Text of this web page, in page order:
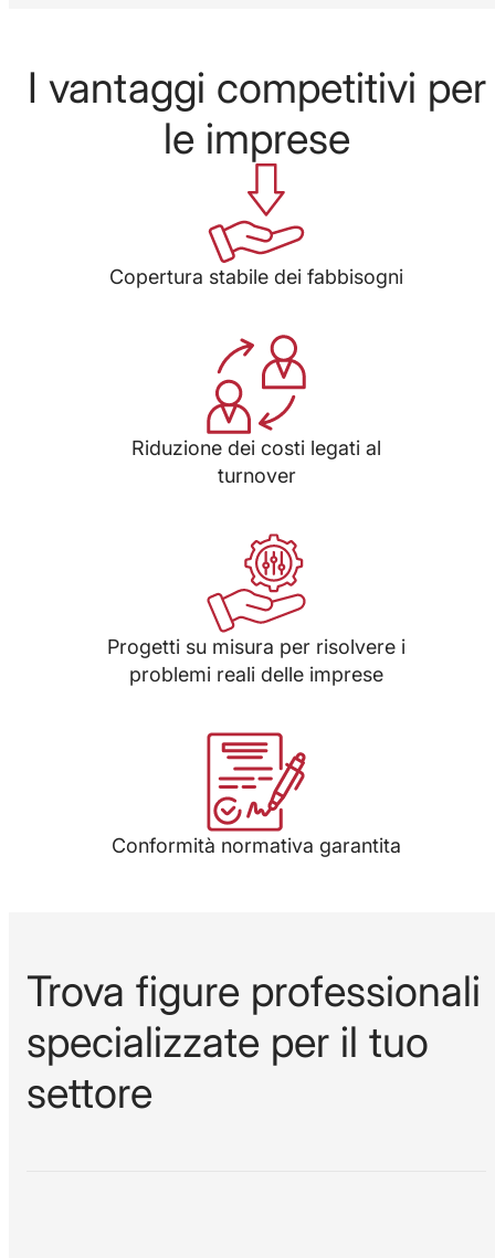
I vantaggi competitivi per
le imprese
Copertura stabile dei fabbisogni
Riduzione dei costi legati al
turnover
Progetti su misura per risolvere i
problemi reali delle imprese
Conformità normativa garantita
Trova figure professionali
specializzate per il tuo
settore